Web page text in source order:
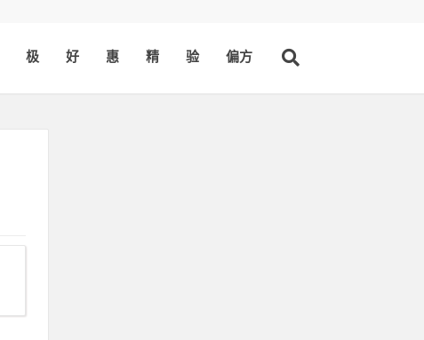
极 好 惠 精 验 偏方